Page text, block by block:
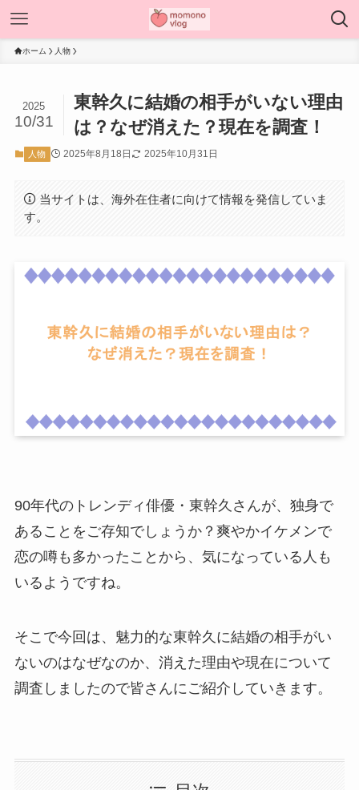
ホーム 人物
東幹久に結婚の相手がいない理由
は？なぜ消えた？現在を調査！
2025
10/31
人物 2025年8月18日 2025年10月31日
当サイトは、海外在住者に向けて情報を発信していま
す。
90年代のトレンディ俳優・東幹久さんが、独身で
あることをご存知でしょうか？爽やかイケメンで
恋の噂も多かったことから、気になっている人も
いるようですね。
そこで今回は、魅力的な東幹久に結婚の相手がい
ないのはなぜなのか、消えた理由や現在について
調査しましたので皆さんにご紹介していきます。